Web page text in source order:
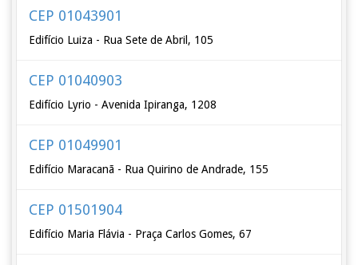
CEP 01043901
Edifício Luiza - Rua Sete de Abril, 105
CEP 01040903
Edifício Lyrio - Avenida Ipiranga, 1208
CEP 01049901
Edifício Maracanã - Rua Quirino de Andrade, 155
CEP 01501904
Edifício Maria Flávia - Praça Carlos Gomes, 67